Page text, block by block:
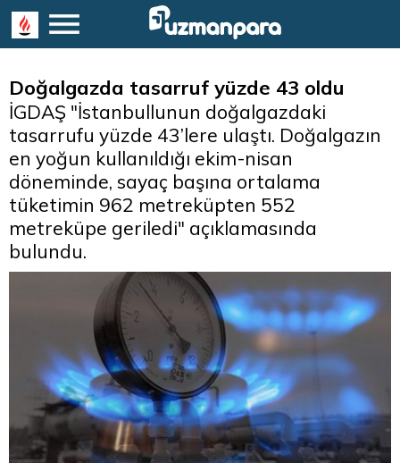
Doğalgazda tasarruf yüzde 43 oldu
İGDAŞ "İstanbullunun doğalgazdaki
tasarrufu yüzde 43’lere ulaştı. Doğalgazın
en yoğun kullanıldığı ekim-nisan
döneminde, sayaç başına ortalama
tüketimin 962 metreküpten 552
metreküpe geriledi" açıklamasında
bulundu.